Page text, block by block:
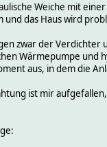
Weiche mit
das Haus wird
zwar der Verdichter
Wärmepumpe und
aus, in dem die
ist mir aufgefallen,